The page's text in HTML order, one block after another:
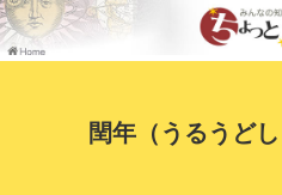
閏年（うるうど